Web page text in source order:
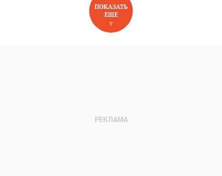
НОВОЕ НА САЙТЕ
ПОКАЗАТЬ
ЕЩЕ